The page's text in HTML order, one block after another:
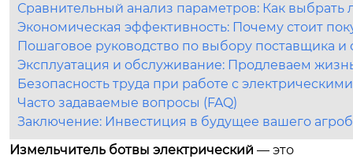
Сравнительный анализ параметров: Как выбрать
Экономическая эффективность: Почему стоит
Пошаговое руководство по выбору поставщика
Эксплуатация и обслуживание: Продлеваем
Безопасность труда при работе с
Часто задаваемые вопросы (FAQ)
Заключение: Инвестиция в будущее вашего
Измельчитель ботвы электрический — это